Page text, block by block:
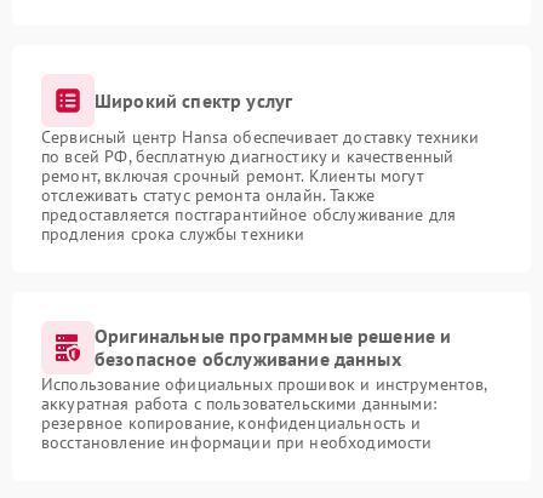
Широкий спектр услуг
Сервисный центр Hansa обеспечивает доставку техники
по всей РФ, бесплатную диагностику и качественный
ремонт, включая срочный ремонт. Клиенты могут
отслеживать статус ремонта онлайн. Также
предоставляется постгарантийное обслуживание для
продления срока службы техники
Оригинальные программные решение и
безопасное обслуживание данных
Использование официальных прошивок и инструментов,
аккуратная работа с пользовательскими данными:
резервное копирование, конфиденциальность и
восстановление информации при необходимости